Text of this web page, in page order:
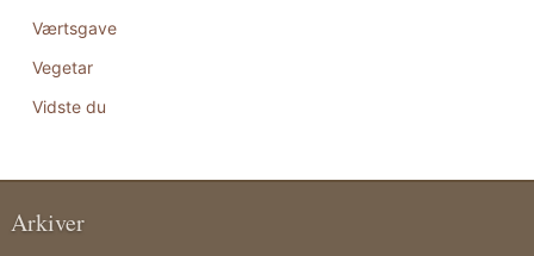
Værtsgave
Vegetar
Vidste du
Arkiver